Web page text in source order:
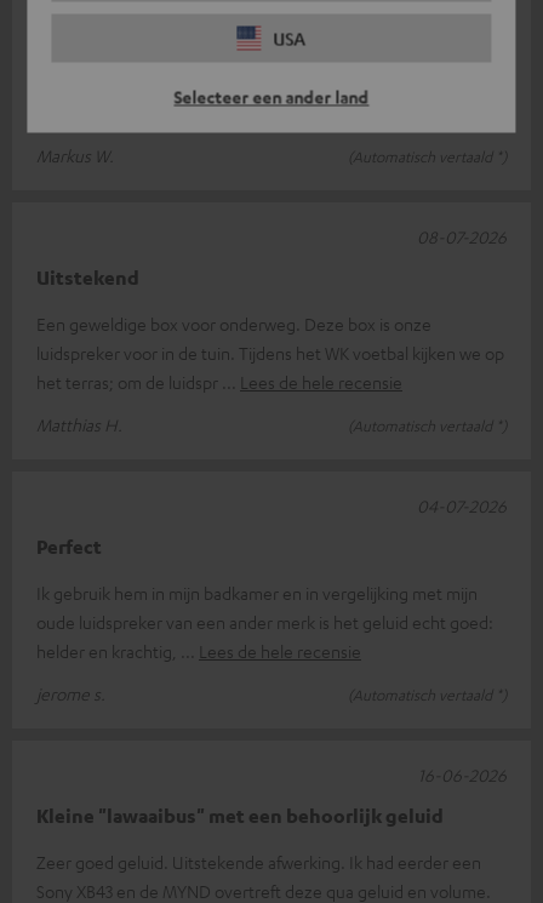
USA
Selecteer een ander land
Dit is de eerste bluetooth-luidspreker van dit formaat die ik heb
Lees de hele recensie
Markus W.
(Automatisch vertaald *)
Uitstekend
Een geweldige box voor onderweg. Deze box is onze
luidspreker voor in de tuin. Tijdens het WK voetbal kijken we op
het terras; om de luidspr
Lees de hele recensie
Matthias H.
(Automatisch vertaald *)
08-07-2026
Perfect
Ik gebruik hem in mijn badkamer en in vergelijking met mijn
oude luidspreker van een ander merk is het geluid echt goed:
helder en krachtig,
Lees de hele recensie
jerome s.
(Automatisch vertaald *)
04-07-2026
Kleine "lawaaibus" met een behoorlijk geluid
Zeer goed geluid. Uitstekende afwerking. Ik had eerder een
Sony XB43 en de MYND overtreft deze qua geluid en volume.
16-06-2026